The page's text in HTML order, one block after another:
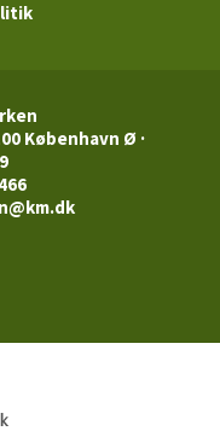
København Ø ·